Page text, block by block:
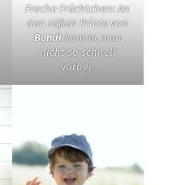
Freche Früchtchen: An
den süßen Prints von
Bondikommt man
nicht so schnell
vorbei.